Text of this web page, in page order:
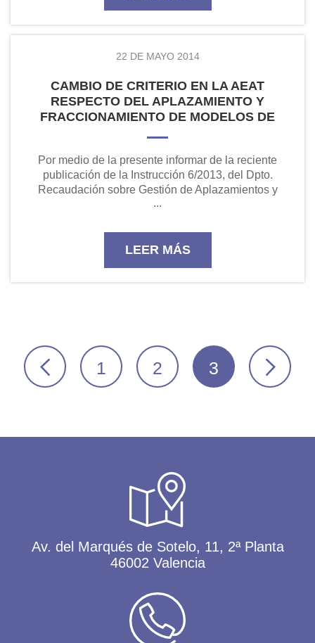
22 DE MAYO 2014
CAMBIO DE CRITERIO EN LA AEAT
RESPECTO DEL APLAZAMIENTO Y
FRACCIONAMIENTO DE MODELOS DE
Por medio de la presente informar de la reciente
publicación de la Instrucción 6/2013, del Dpto.
Recaudación sobre Gestión de Aplazamientos y
Fraccionamientos de pago de Retenciones
...
LEER MÁS
1 2 3
Av. del Marqués de Sotelo, 11, 2ª Planta
46002 Valencia